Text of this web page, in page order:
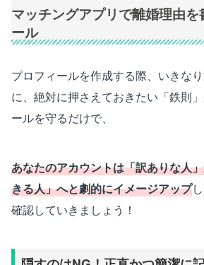
マッチングアプリで離婚理由
ール
プロフィールを作成する際、いきな
に、絶対に押さえておきたい「鉄則
ールを守るだけで、
あなたのアカウントは「訳ありな人
きる人」へと劇的にイメージアップ
確認していきましょう！